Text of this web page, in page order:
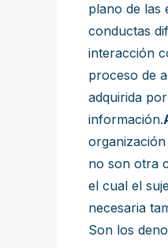
plano de las
conductas
interacción
proceso de
adquirida
información.
no son otra
el cual el
necesaria
Son los